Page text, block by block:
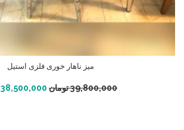
میز ناهار خوری فلزی استیل
39,800,000تومان 38,500,000
افزودن به سبد خرید